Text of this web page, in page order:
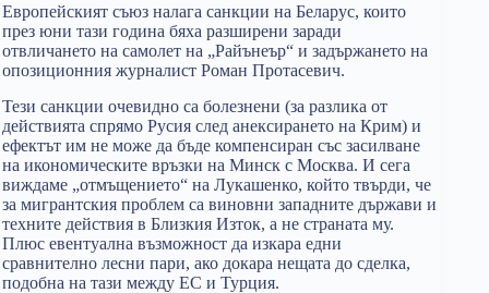
Европейският съюз налага санкции на Беларус, които
през юни тази година бяха разширени заради
отвличането на самолет на „Райънеър“ и задържането на
опозиционния журналист Роман Протасевич.
Тези санкции очевидно са болезнени (за разлика от
действията спрямо Русия след анексирането на Крим) и
ефектът им не може да бъде компенсиран със засилване
на икономическите връзки на Минск с Москва. И сега
виждаме „отмъщението“ на Лукашенко, който твърди, че
за мигрантския проблем са виновни западните държави и
техните действия в Близкия Изток, а не страната му.
Плюс евентуална възможност да изкара едни
сравнително лесни пари, ако докара нещата до сделка,
подобна на тази между ЕС и Турция.